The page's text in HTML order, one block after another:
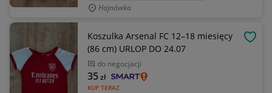
Hajnówka
Koszulka Arsenal FC 12–18 miesięcy
(86 cm) URLOP DO 24.07
do negocjacji
KUP TERAZ
35zł